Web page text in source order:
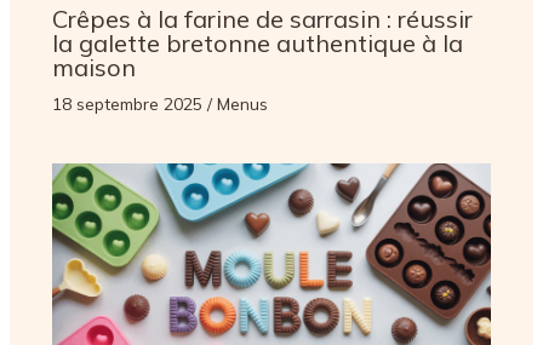
Crêpes à la farine de sarrasin : réussir
la galette bretonne authentique à la
maison
18 septembre 2025 /Menus